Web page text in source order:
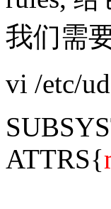
我们需
vi /etc/
ATTRS{